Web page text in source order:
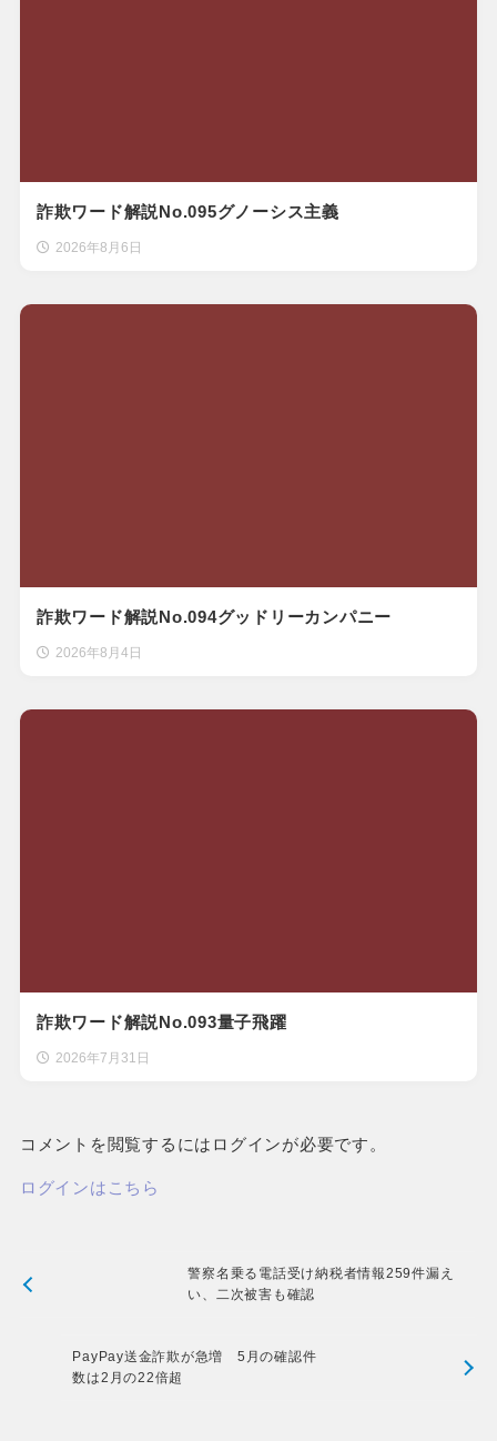
詐欺ワード解説No.095グノーシス主義
2026年8月6日
詐欺ワード解説No.094グッドリーカンパニー
2026年8月4日
詐欺ワード解説No.093量子飛躍
2026年7月31日
コメントを閲覧するにはログインが必要です。
ログインはこちら
警察名乗る電話受け納税者情報259件漏え
い、二次被害も確認
PayPay送金詐欺が急増 5月の確認件
数は2月の22倍超